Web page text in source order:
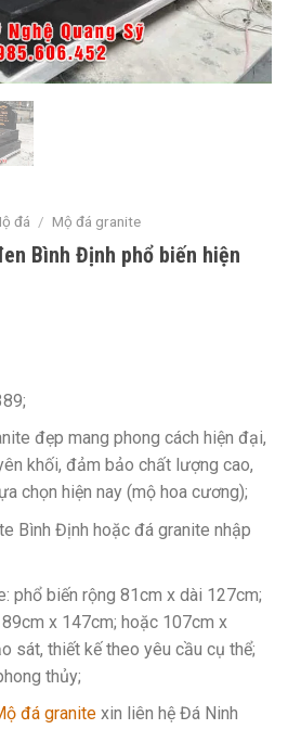
đá / Mộ đá granite
Bình Định phổ biến hiện
đẹp mang phong cách hiện đại,
khối, đảm bảo chất lượng cao,
chọn hiện nay (mộ hoa cương);
Bình Định hoặc đá granite nhập
phổ biến rộng 81cm x dài 127cm;
x 147cm; hoặc 107cm x
sát, thiết kế theo yêu cầu cụ thể;
thủy;
đá granitexin liên hệ Đá Ninh